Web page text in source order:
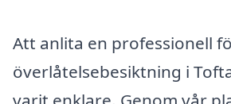
Att anlita en professionell
överlåtelsebesiktning i